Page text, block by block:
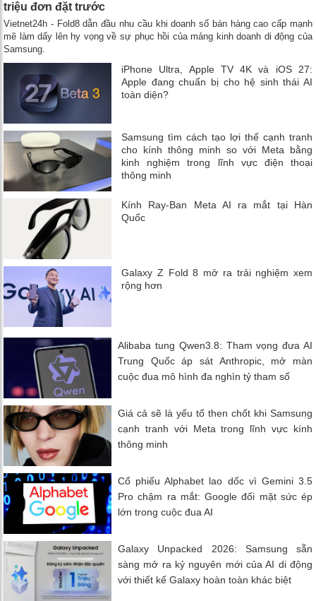
triệu đơn đặt trước
Vietnet24h - Fold8 dẫn đầu nhu cầu khi doanh số bán hàng cao cấp mạnh
mẽ làm dấy lên hy vọng về sự phục hồi của mảng kinh doanh di động của
Samsung.
iPhone Ultra, Apple TV 4K và iOS 27:
Apple đang chuẩn bị cho hệ sinh thái AI
toàn diện?
Samsung tìm cách tạo lợi thế cạnh tranh
cho kính thông minh so với Meta bằng
kinh nghiệm trong lĩnh vực điện thoại
thông minh
Kính Ray-Ban Meta AI ra mắt tại Hàn
Quốc
Galaxy Z Fold 8 mở ra trải nghiệm xem
rộng hơn
Alibaba tung Qwen3.8: Tham vọng đưa AI
Trung Quốc áp sát Anthropic, mở màn
cuộc đua mô hình đa nghìn tỷ tham số
Giá cả sẽ là yếu tố then chốt khi Samsung
cạnh tranh với Meta trong lĩnh vực kính
thông minh
Cổ phiếu Alphabet lao dốc vì Gemini 3.5
Pro chậm ra mắt: Google đối mặt sức ép
lớn trong cuộc đua AI
Galaxy Unpacked 2026: Samsung sẵn
sàng mở ra kỷ nguyên mới của AI di động
với thiết kế Galaxy hoàn toàn khác biệt